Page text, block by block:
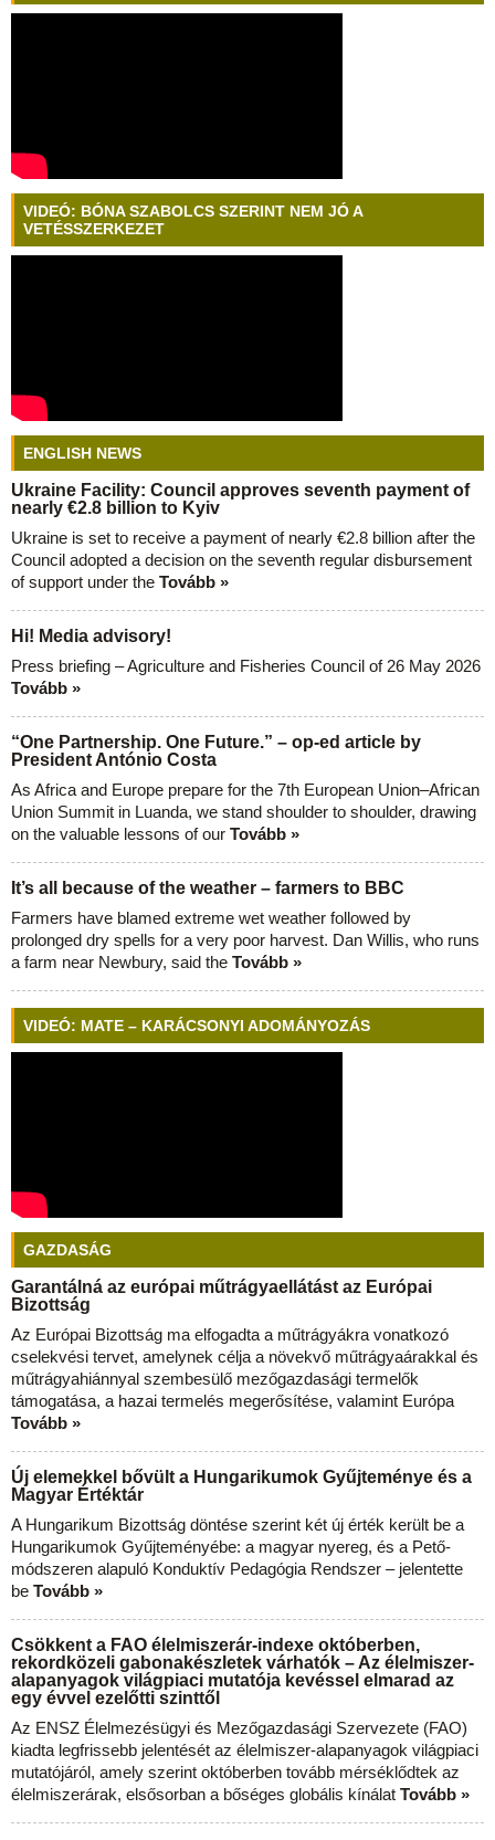
VIDEÓ: BÓNA SZABOLCS SZERINT NEM JÓ A
VETÉSSZERKEZET
ENGLISH NEWS
Ukraine Facility: Council approves seventh payment of
nearly €2.8 billion to Kyiv
Ukraine is set to receive a payment of nearly €2.8 billion after the
Council adopted a decision on the seventh regular disbursement
of support under the Tovább »
Hi! Media advisory!
Press briefing – Agriculture and Fisheries Council of 26 May 2026
Tovább »
“One Partnership. One Future.” – op-ed article by
President António Costa
As Africa and Europe prepare for the 7th European Union–African
Union Summit in Luanda, we stand shoulder to shoulder, drawing
on the valuable lessons of our Tovább »
It’s all because of the weather – farmers to BBC
Farmers have blamed extreme wet weather followed by
prolonged dry spells for a very poor harvest. Dan Willis, who runs
a farm near Newbury, said the Tovább »
VIDEÓ: MATE – KARÁCSONYI ADOMÁNYOZÁS
GAZDASÁG
Garantálná az európai műtrágyaellátást az Európai
Bizottság
Az Európai Bizottság ma elfogadta a műtrágyákra vonatkozó
cselekvési tervet, amelynek célja a növekvő műtrágyaárakkal és
műtrágyahiánnyal szembesülő mezőgazdasági termelők
támogatása, a hazai termelés megerősítése, valamint Európa
Tovább »
Új elemekkel bővült a Hungarikumok Gyűjteménye és a
Magyar Értéktár
A Hungarikum Bizottság döntése szerint két új érték került be a
Hungarikumok Gyűjteményébe: a magyar nyereg, és a Pető-
módszeren alapuló Konduktív Pedagógia Rendszer – jelentette
be Tovább »
Csökkent a FAO élelmiszerár-indexe októberben,
rekordközeli gabonakészletek várhatók – Az élelmiszer-
alapanyagok világpiaci mutatója kevéssel elmarad az
egy évvel ezelőtti szinttől
Az ENSZ Élelmezésügyi és Mezőgazdasági Szervezete (FAO)
kiadta legfrissebb jelentését az élelmiszer-alapanyagok világpiaci
mutatójáról, amely szerint októberben tovább mérséklődtek az
élelmiszerárak, elsősorban a bőséges globális kínálat Tovább »